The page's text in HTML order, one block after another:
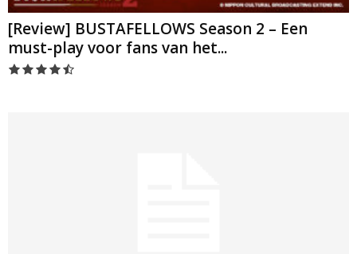
[Review] BUSTAFELLOWS Season 2 – Een
must-play voor fans van het...